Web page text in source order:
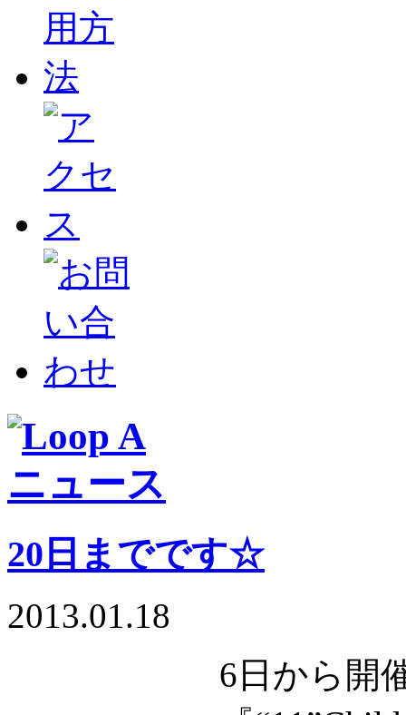
20日までです☆
2013.01.18
6日から開